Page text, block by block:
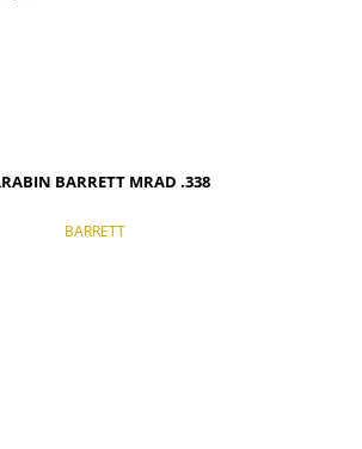
BARRETT MRAD .338
BARRETT